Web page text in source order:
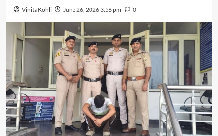
Vinita Kohli June 26, 2026 3:56 pm 0